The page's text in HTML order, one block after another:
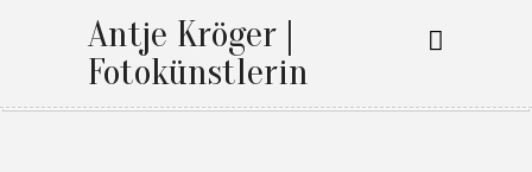
Antje Kröger |
Fotokünstlerin